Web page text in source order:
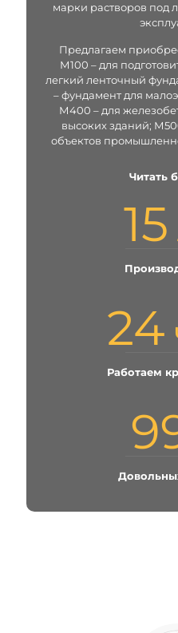
марки растворов под
Предлагаем
М100 – для
легкий ленточный
– фундамент для
М400 – для
высоких зданий;
объектов
Читать
15
24
Работаем